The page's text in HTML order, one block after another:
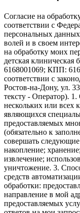
Согласие на
соответствии с
персональных
волей и в своем
на обработку моих
детская
6168001069; КПП:
соответствии с
Ростов-на-Дону, ул.
тексту - Оператор). 1.
нескольких или всех
являющихся
предоставляемых
(обязательно к
совершать следующие
накопление;
извлечение;
уничтожение. 3.
средств
обработки:
направление в мой
предоставляемых